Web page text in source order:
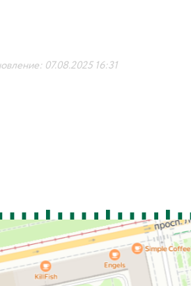
07.08.2025 16:31